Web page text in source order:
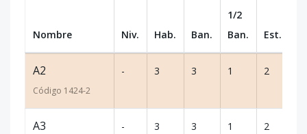
Nombre Niv. Hab. Ban.
1/2
Ban.
Est.
A2
Código 1424-2
- 3 3 1 2
A3 - 3 3 1 2